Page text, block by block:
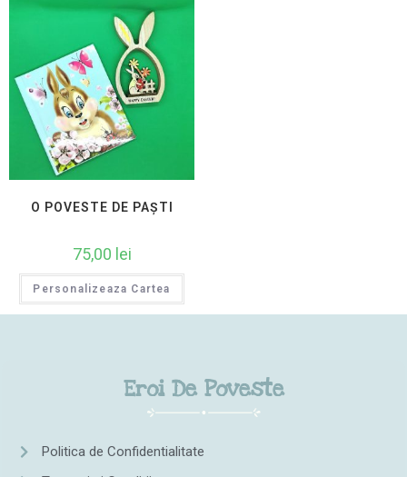
O POVESTE DE PAȘTI
75,00 lei
Personalizeaza Cartea
Eroi De Poveste
Politica de Confidentialitate